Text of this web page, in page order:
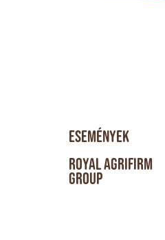
ESEMÉNYEK
ROYAL AGRIFIRM
GROUP